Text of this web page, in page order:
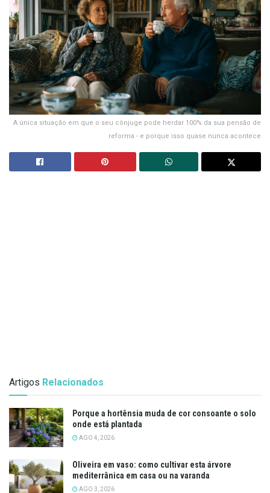
A única situação em que o seu cônjuge pode herdar 100% da sua pensão de
reforma - e porque isso quase nunca acontece
Artigos Relacionados
Porque a hortênsia muda de cor consoante o solo
onde está plantada
AGO 4, 2026
Oliveira em vaso: como cultivar esta árvore
mediterrânica em casa ou na varanda
AGO 3, 2026